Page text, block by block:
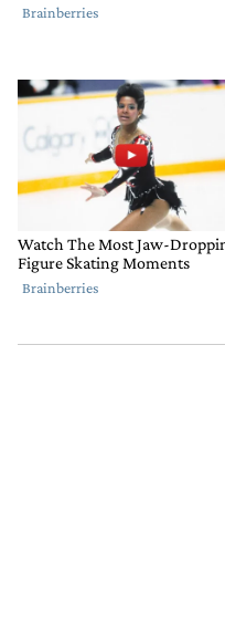
Comentario de Arnaldo
Arnaldo Pintus 4
Milei candidato a